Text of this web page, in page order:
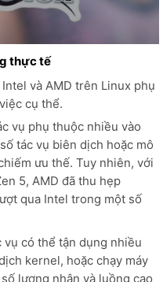
thực tế
và AMD trên Linux phụ
cụ thể.
vụ phụ thuộc nhiều vào
tác vụ biên dịch hoặc mô
ưu thế. Tuy nhiên, với
5, AMD đã thu hẹp
qua Intel trong một số
có thể tận dụng nhiều
kernel, hoặc chạy máy
lượng nhân và luồng cao